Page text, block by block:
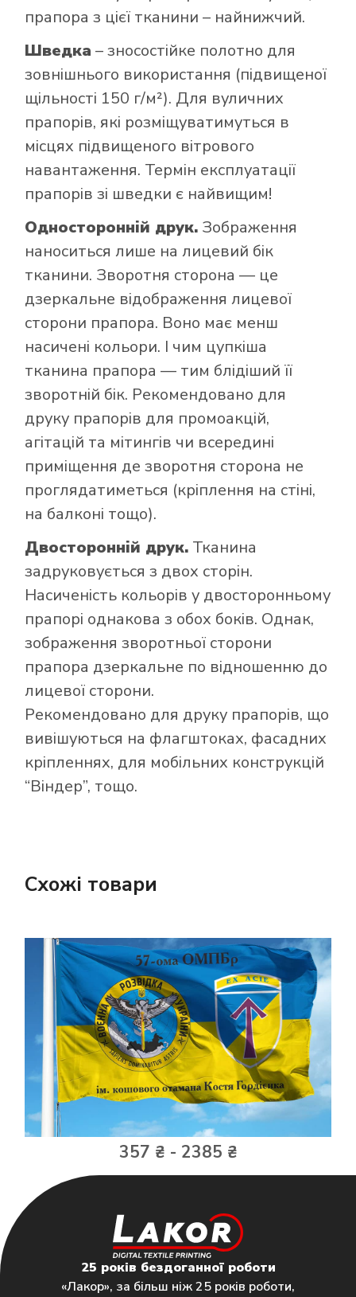
прапора з цієї тканини – найнижчий.
Шведка – зносостійке полотно для
зовнішнього використання (підвищеної
щільності 150 г/м²). Для вуличних
прапорів, які розміщуватимуться в
місцях підвищеного вітрового
навантаження. Термін експлуатації
прапорів зі шведки є найвищим!
Односторонній друк. Зображення
наноситься лише на лицевий бік
тканини. Зворотня сторона — це
дзеркальне відображення лицевої
сторони прапора. Воно має менш
насичені кольори. І чим цупкіша
тканина прапора — тим блідіший її
зворотній бік. Рекомендовано для
друку прапорів для промоакцій,
агітацій та мітингів чи всередині
приміщення де зворотня сторона не
проглядатиметься (кріплення на стіні,
на балконі тощо).
Двосторонній друк. Тканина
задруковується з двох сторін.
Насиченість кольорів у двосторонньому
прапорі однакова з обох боків. Однак,
зображення зворотньої сторони
прапора дзеркальне по відношенню до
лицевої сторони.
Рекомендовано для друку прапорів, що
вивішуються на флагштоках, фасадних
кріпленнях, для мобільних конструкцій
“Віндер”, тощо.
Схожі товари
357 ₴ - 2385 ₴
25 років бездоганної роботи
«Лакор», за більш ніж 25 років роботи,